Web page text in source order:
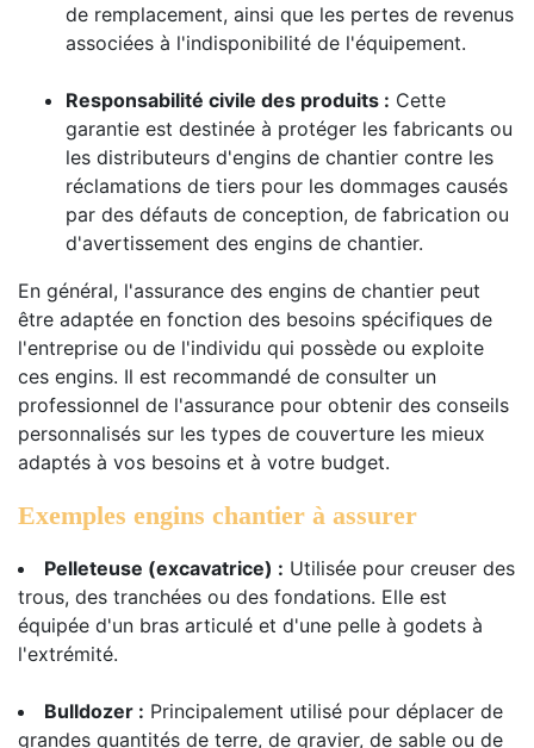
de remplacement, ainsi que les pertes de revenus
associées à l'indisponibilité de l'équipement.
Responsabilité civile des produits : Cette
garantie est destinée à protéger les fabricants ou
les distributeurs d'engins de chantier contre les
réclamations de tiers pour les dommages causés
par des défauts de conception, de fabrication ou
d'avertissement des engins de chantier.
En général, l'assurance des engins de chantier peut
être adaptée en fonction des besoins spécifiques de
l'entreprise ou de l'individu qui possède ou exploite
ces engins. Il est recommandé de consulter un
professionnel de l'assurance pour obtenir des conseils
personnalisés sur les types de couverture les mieux
adaptés à vos besoins et à votre budget.
Exemples engins chantier à assurer
Pelleteuse (excavatrice) : Utilisée pour creuser des
trous, des tranchées ou des fondations. Elle est
équipée d'un bras articulé et d'une pelle à godets à
l'extrémité.
Bulldozer : Principalement utilisé pour déplacer de
grandes quantités de terre, de gravier, de sable ou de